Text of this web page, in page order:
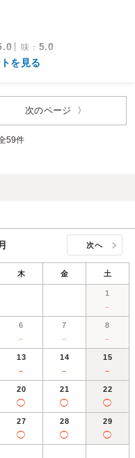
味 ： 5.0
を見る
次のページ 〉
59件
次へ
木 金 土
1
－
6
－
7
－
8
－
13
－
14
－
15
－
20
◯
21
◯
22
◯
27
◯
28
◯
29
◯